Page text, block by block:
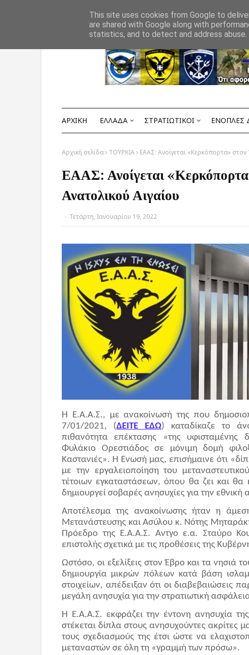
ΑΡΧΙΚΗ ΕΛΛΑΔΑ ΣΤΡΑΤΙΩΤΙΚΟΙ ΕΝΟΠΛΕΣ
Αρχική σελίδα ΤΟΥΡΚΙΑ ΕΑΑΣ: Ανοίγεται «Κερκόπορτα»
ΕΑΑΣ: Ανοίγεται
Ανατολικού Αιγαίου
- Τετάρτη, Ιανουαρίου 19, 2022
Η Ε.Α.Α.Σ., με ανακοίνωσή της που
7/01/2021, (ΔΕΙΤΕ ΕΔΩ) καταδίκαζε το
πιθανότητα επέκτασης «της
Φυλάκιο Ορεστιάδος σε μόνιμη δομή
Καστανιές». Η Ένωσή μας, επισήμαινε ότι
με την εργαλειοποίηση του
τέτοιων εγκαταστάσεων, όπου θα ζει και θα
δημιουργεί σοβαρές ανησυχίες για την εθνική
Αποτέλεσμα της ανακοίνωσης ήταν η
Μετανάστευσης και Ασύλου κ. Νότης
Πρόεδρο της Ε.Α.Α.Σ. Αντγο ε.α. Σταύρο
επιστολής σχετικά με τις προθέσεις της
Ωστόσο, οι εξελίξεις στον Έβρο και τα νησιά
δημιουργία μικρών πόλεων κατά βάση
στοιχείων, απέδειξαν ότι οι διαβεβαιώσεις
μεγάλη ανησυχία για την στρατιωτική
Η Ε.Α.Α.Σ. εκφράζει την έντονη ανησυχία της
στέκεται δίπλα στους ανησυχούντες ακρίτες
τους σχεδιασμούς της έτσι ώστε να
μεταναστών σε όλη τη «γραμμή των πρόσω».
This site uses cookies from Google to
are shared with Google along with
statistics, and to detect and address abuse.